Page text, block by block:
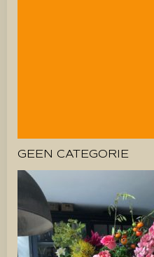
GEEN CATEGORIE